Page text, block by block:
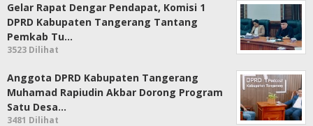
Gelar Rapat Dengar Pendapat, Komisi 1
DPRD Kabupaten Tangerang Tantang
Pemkab Tu…
3523 Dilihat
Anggota DPRD Kabupaten Tangerang
Muhamad Rapiudin Akbar Dorong Program
Satu Desa…
3481 Dilihat